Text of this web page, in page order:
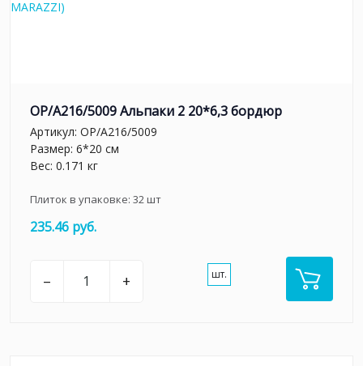
OP/A216/5009 Альпаки 2 20*6,3 бордюр
Артикул: OP/A216/5009
Размер: 6*20 см
Вес: 0.171 кг
Плиток в упаковке: 32шт
235.46 руб.
– + шт.